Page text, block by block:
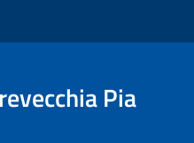
Pia